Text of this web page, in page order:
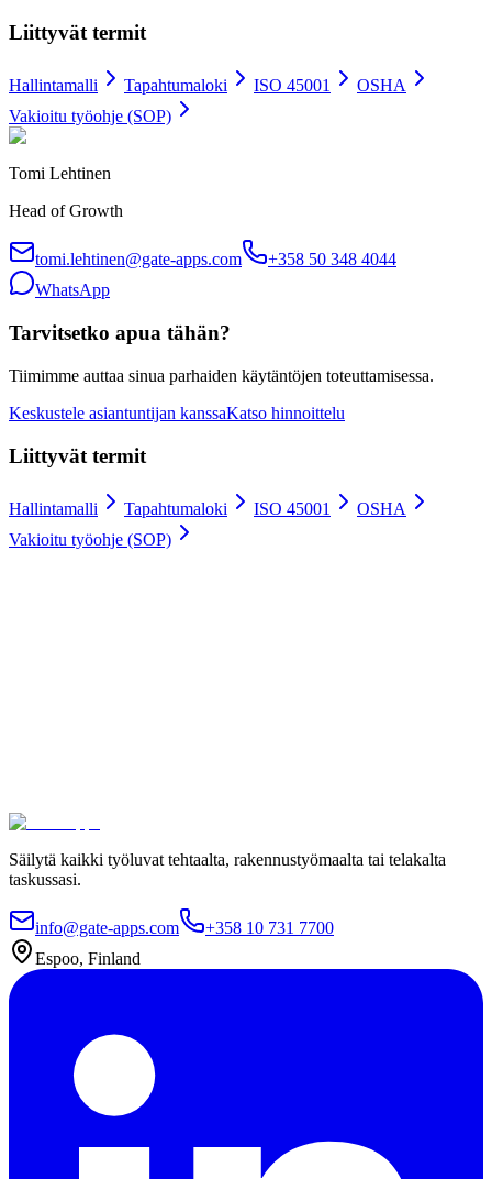
Liittyvät termit
Hallintamalli Tapahtumaloki ISO 45001
OSHA
Vakioitu työohje (SOP)
Tomi Lehtinen
Head of Growth
tomi.lehtinen@gate-apps.com
+358 50 348 4044
WhatsApp
Tarvitsetko apua tähän?
Tiimimme auttaa sinua parhaiden käytäntöjen toteuttamisessa.
Keskustele asiantuntijan kanssaKatso hinnoittelu
Liittyvät termit
Hallintamalli Tapahtumaloki ISO 45001
OSHA
Vakioitu työohje (SOP)
Säilytä kaikki työluvat tehtaalta, rakennustyömaalta tai telakalta
taskussasi.
info@gate-apps.com
+358 10 731 7700
Espoo, Finland